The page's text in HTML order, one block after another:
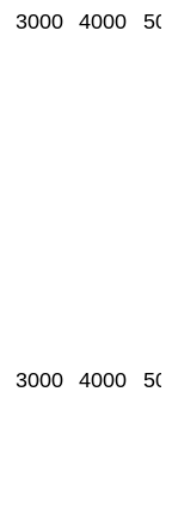
3000 4000
3000 4000